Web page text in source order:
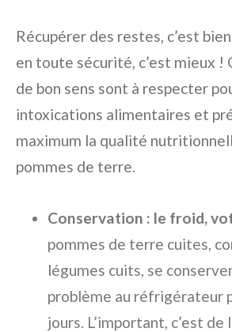
Récupérer des restes, c’est
en toute sécurité, c’est mieux !
de bon sens sont à respecter
intoxications alimentaires et
maximum la qualité
pommes de terre.
Conservation : le froid,
pommes de terre cuites,
légumes cuits, se
problème au réfrigérateur
jours. L’important, c’est de